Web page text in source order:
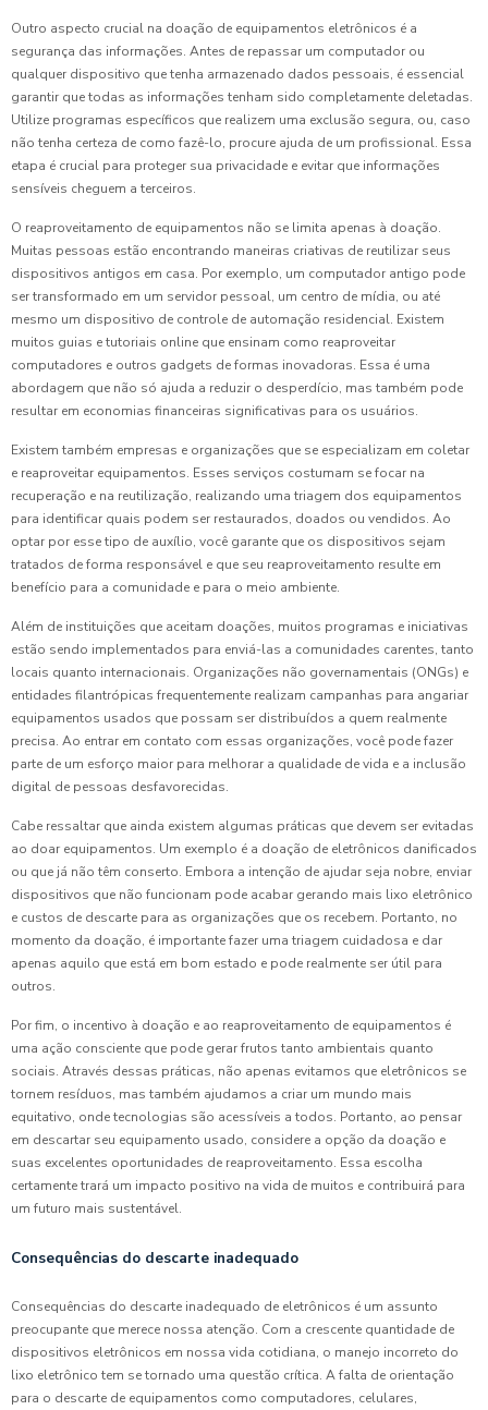
Outro aspecto crucial na doação de equipamentos eletrônicos é a
segurança das informações. Antes de repassar um computador ou
qualquer dispositivo que tenha armazenado dados pessoais, é essencial
garantir que todas as informações tenham sido completamente deletadas.
Utilize programas específicos que realizem uma exclusão segura, ou, caso
não tenha certeza de como fazê-lo, procure ajuda de um profissional. Essa
etapa é crucial para proteger sua privacidade e evitar que informações
sensíveis cheguem a terceiros.
O reaproveitamento de equipamentos não se limita apenas à doação.
Muitas pessoas estão encontrando maneiras criativas de reutilizar seus
dispositivos antigos em casa. Por exemplo, um computador antigo pode
ser transformado em um servidor pessoal, um centro de mídia, ou até
mesmo um dispositivo de controle de automação residencial. Existem
muitos guias e tutoriais online que ensinam como reaproveitar
computadores e outros gadgets de formas inovadoras. Essa é uma
abordagem que não só ajuda a reduzir o desperdício, mas também pode
resultar em economias financeiras significativas para os usuários.
Existem também empresas e organizações que se especializam em coletar
e reaproveitar equipamentos. Esses serviços costumam se focar na
recuperação e na reutilização, realizando uma triagem dos equipamentos
para identificar quais podem ser restaurados, doados ou vendidos. Ao
optar por esse tipo de auxílio, você garante que os dispositivos sejam
tratados de forma responsável e que seu reaproveitamento resulte em
benefício para a comunidade e para o meio ambiente.
Além de instituições que aceitam doações, muitos programas e iniciativas
estão sendo implementados para enviá-las a comunidades carentes, tanto
locais quanto internacionais. Organizações não governamentais (ONGs) e
entidades filantrópicas frequentemente realizam campanhas para angariar
equipamentos usados que possam ser distribuídos a quem realmente
precisa. Ao entrar em contato com essas organizações, você pode fazer
parte de um esforço maior para melhorar a qualidade de vida e a inclusão
digital de pessoas desfavorecidas.
Cabe ressaltar que ainda existem algumas práticas que devem ser evitadas
ao doar equipamentos. Um exemplo é a doação de eletrônicos danificados
ou que já não têm conserto. Embora a intenção de ajudar seja nobre, enviar
dispositivos que não funcionam pode acabar gerando mais lixo eletrônico
e custos de descarte para as organizações que os recebem. Portanto, no
momento da doação, é importante fazer uma triagem cuidadosa e dar
apenas aquilo que está em bom estado e pode realmente ser útil para
outros.
Por fim, o incentivo à doação e ao reaproveitamento de equipamentos é
uma ação consciente que pode gerar frutos tanto ambientais quanto
sociais. Através dessas práticas, não apenas evitamos que eletrônicos se
tornem resíduos, mas também ajudamos a criar um mundo mais
equitativo, onde tecnologias são acessíveis a todos. Portanto, ao pensar
em descartar seu equipamento usado, considere a opção da doação e
suas excelentes oportunidades de reaproveitamento. Essa escolha
certamente trará um impacto positivo na vida de muitos e contribuirá para
um futuro mais sustentável.
Consequências do descarte inadequado
Consequências do descarte inadequado de eletrônicos é um assunto
preocupante que merece nossa atenção. Com a crescente quantidade de
dispositivos eletrônicos em nossa vida cotidiana, o manejo incorreto do
lixo eletrônico tem se tornado uma questão crítica. A falta de orientação
para o descarte de equipamentos como computadores, celulares,